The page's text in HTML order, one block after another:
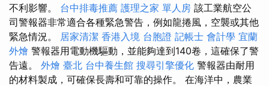
不利影響。 台中排毒推薦 護理之家 單人房 該工業航空公
司警報器非常適合各種緊急警告，例如龍捲風，空襲或其他
緊急情況。 居家清潔 香港入境 台胞證 記帳士 會計學 宜蘭
外燴 警報器用電動機驅動，並能夠達到140卷，這確保了警
告遠。 外燴 臺北 台中養生館 搜尋引擎優化 警報器由耐用
的材料製成，可確保長壽和可靠的操作。 在海洋中，農業